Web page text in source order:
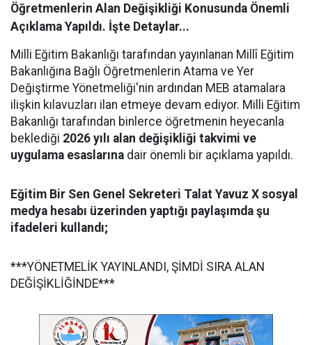
Öğretmenlerin Alan Değişikliği Konusunda Önemli
Açıklama Yapıldı. İşte Detaylar...
Milli Eğitim Bakanlığı tarafından yayınlanan Millî Eğitim
Bakanlığına Bağlı Öğretmenlerin Atama ve Yer
Değiştirme Yönetmeliği'nin ardından MEB atamalara
ilişkin kılavuzları ilan etmeye devam ediyor. Milli Eğitim
Bakanlığı tarafından binlerce öğretmenin heyecanla
beklediği 2026 yılı alan değişik liği takvimi ve
uygulama esaslarına dair önemli bir açıklama yapıldı.
Eğitim Bir Sen Genel Sekreteri Talat Yavuz X sosyal
medya hesabı üzerinden yaptığı paylaşımda şu
ifadeleri kullandı;
***YÖNETMELİK YAYINLANDI, ŞİMDİ SIRA ALAN
DEĞİŞİKLİĞİNDE***